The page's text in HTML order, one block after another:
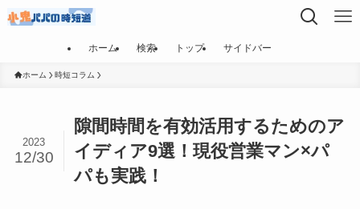
ホーム 検索 トップ サイドバー
ホーム 時短コラム
隙間時間を有効活用するためのア
イディア9選！現役営業マン×パ
パも実践！
2023
12/30